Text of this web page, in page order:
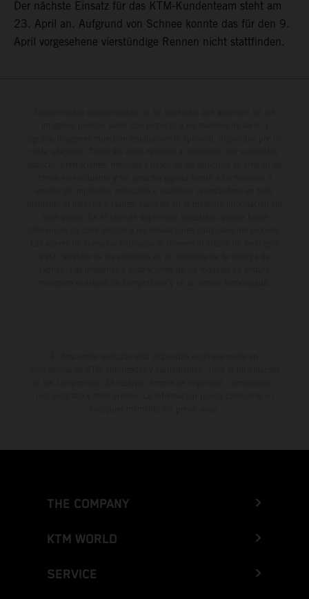
Der nächste Einsatz für das KTM-Kundenteam steht am
23. April an. Aufgrund von Schnee konnte das für den 9.
April vorgesehene vierstündige Rennen nicht stattfinden.
THE COMPANY
KTM WORLD
SERVICE